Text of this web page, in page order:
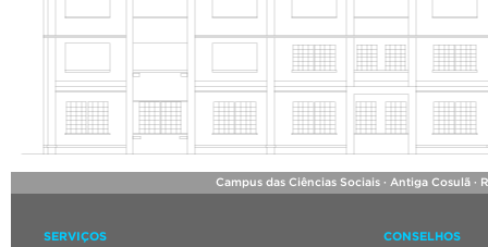
Campus das Ciências Sociais · Antiga Cosulã
SERVIÇOS CONSELHOS